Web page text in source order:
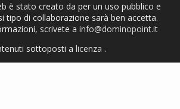
è stato creato da per un uso pubblico e
tipo di collaborazione sarà ben accetta.
scrivete a info@dominopoint.it
sottoposti a licenza .